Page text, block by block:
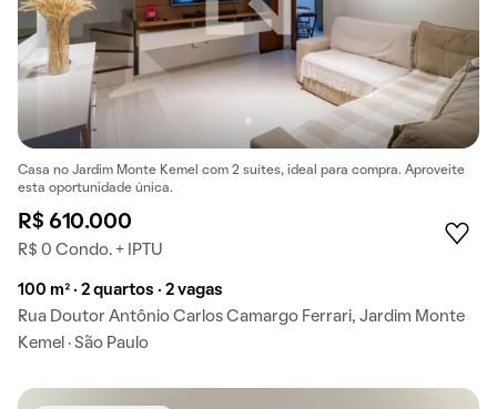
Casa no Jardim Monte Kemel com 2 suítes, ideal para compra. Aproveite
esta oportunidade única.
R$ 610.000
R$ 0 Condo. + IPTU
100 m² · 2 quartos · 2 vagas
Rua Doutor Antônio Carlos Camargo Ferrari, Jardim Monte
Kemel · São Paulo